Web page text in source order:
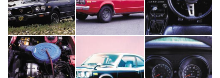
「昭和」を生きてきたクルマ好き
の読者諸兄に贈る、珠玉の名車ア
ルバム。
コンセプトは「昭和の時代を駆け
抜けた名車を今再び、振り返
る」---。
ベースは2020年に発行した『昭